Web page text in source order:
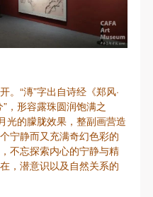
。“漙”字出自诗经《郑风·
，形容露珠圆润饱满之
光的朦胧效果，整副画营造
宁静而又充满奇幻色彩的
不忘探索内心的宁静与精
，潜意识以及自然关系的
方友好协商后可作为
（盖章）、勾选之日
电子档，纸质档—式二
有同等法律效力。
协议的全部义务，未
的权利。凡参加这次
方友好协商后可作为
（盖章）、勾选之日
电子档，纸质档—式二
有同等法律效力。
协议的全部义务，未
的权利。凡参加这次
方友好协商后可作为
（盖章）、勾选之日
电子档，纸质档—式二
有同等法律效力。
协议的全部义务，未
的权利。凡参加这次